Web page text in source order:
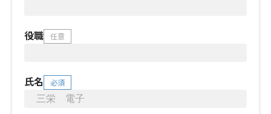
役職 任意
氏名 必須